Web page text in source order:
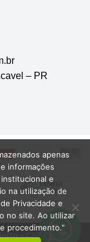
– PR
• CNPJ
apenas
informações
e
na utilização de
Privacidade e
no site. Ao utilizar
procedimento."